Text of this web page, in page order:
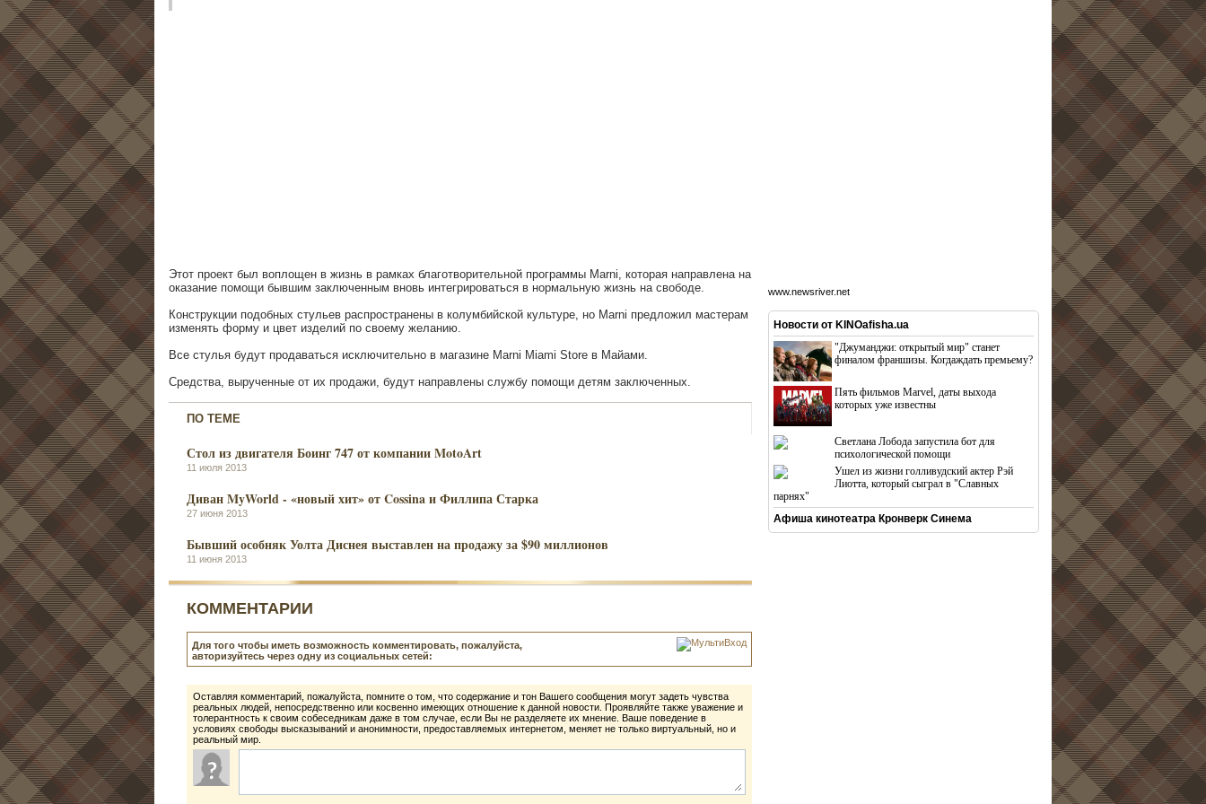
Этот проект был воплощен в жизнь в рамках благотворительной программы Marni, которая направлена на
оказание помощи бывшим заключенным вновь интегрироваться в нормальную жизнь на свободе.
Конструкции подобных стульев распространены в колумбийской культуре, но Marni предложил мастерам
изменять форму и цвет изделий по своему желанию.
Все стулья будут продаваться исключительно в магазине Marni Miami Store в Майами.
Средства, вырученные от их продажи, будут направлены службу помощи детям заключенных.
ПО ТЕМЕ
Стол из двигателя Боинг 747 от компании MotoArt
11 июля 2013
Диван MyWorld - «новый хит» от Cossina и Филлипа Старка
27 июня 2013
Бывший особняк Уолта Диснея выставлен на продажу за $90 миллионов
11 июня 2013
КОММЕНТАРИИ
Для того чтобы иметь возможность комментировать, пожалуйста,
авторизуйтесь через одну из социальных сетей:
Оставляя комментарий, пожалуйста, помните о том, что содержание и тон Вашего сообщения могут задеть чувства
реальных людей, непосредственно или косвенно имеющих отношение к данной новости. Проявляйте также уважение и
толерантность к своим собеседникам даже в том случае, если Вы не разделяете их мнение. Ваше поведение в
условиях свободы высказываний и анонимности, предоставляемых интернетом, меняет не только виртуальный, но и
реальный мир.
www.newsriver.net
Новости от KINOafisha.ua
"Джуманджи: открытый мир" станет
финалом франшизы. Когдаждать премьему?
Пять фильмов Marvel, даты выхода
которых уже известны
Светлана Лобода запустила бот для
психологической помощи
Ушел из жизни голливудский актер Рэй
Лиотта, который сыграл в "Славных
парнях"
Афиша кинотеатра Кронверк Синема